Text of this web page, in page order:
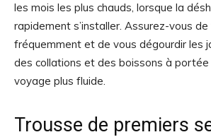
les mois les plus chauds, lorsque la
rapidement s’installer. Assurez-vous
fréquemment et de vous dégourdir les
des collations et des boissons à portée
voyage plus fluide.
Trousse de premiers